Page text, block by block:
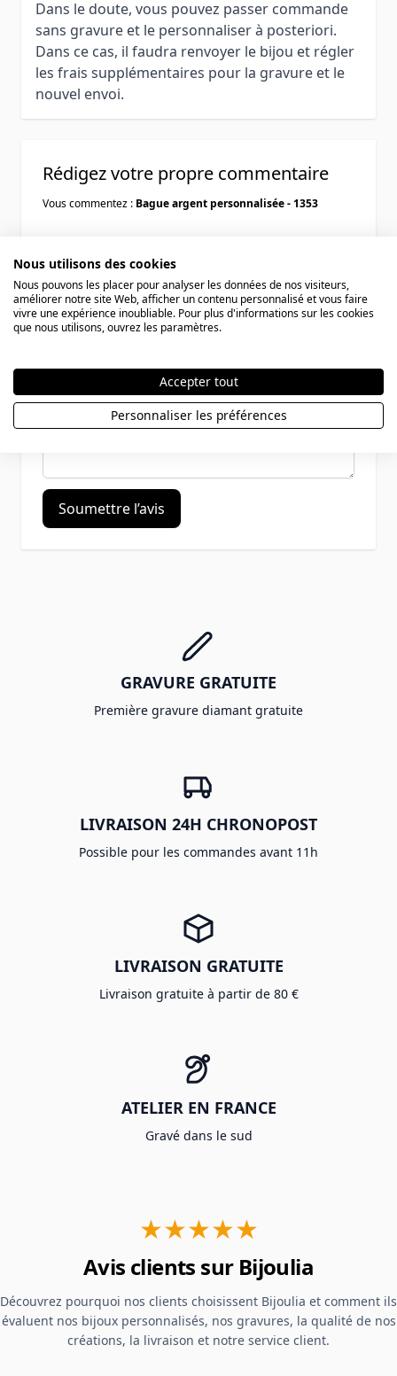
Dans le doute, vous pouvez passer commande
sans gravure et le personnaliser à posteriori.
Dans ce cas, il faudra renvoyer le bijou et régler
les frais supplémentaires pour la gravure et le
nouvel envoi.
Rédigez votre propre commentaire
Vous commentez : Bague argent personnalisée - 1353
Votre évaluation:
Pseudo
Avis
Soumettre l’avis
GRAVURE GRATUITE
Première gravure diamant gratuite
LIVRAISON 24H CHRONOPOST
Possible pour les commandes avant 11h
LIVRAISON GRATUITE
Livraison gratuite à partir de 80 €
ATELIER EN FRANCE
Gravé dans le sud
★★★★★
Avis clients sur Bijoulia
Découvrez pourquoi nos clients choisissent Bijoulia et comment ils
évaluent nos bijoux personnalisés, nos gravures, la qualité de nos
créations, la livraison et notre service client.
Nous utilisons des cookies
Nous pouvons les placer pour analyser les données de nos visiteurs,
améliorer notre site Web, afficher un contenu personnalisé et vous faire
vivre une expérience inoubliable. Pour plus d'informations sur les cookies
que nous utilisons, ouvrez les paramètres.
Accepter tout
Personnaliser les préférences